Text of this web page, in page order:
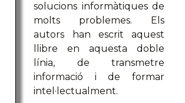
solucions informàtiques de
molts problemes. Els
autors han escrit aquest
llibre en aquesta doble
línia, de transmetre
informació i de formar
intel·lectualment.